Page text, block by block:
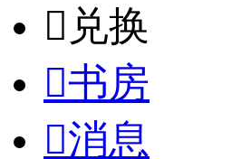
𐈈 兑换
书房
消息